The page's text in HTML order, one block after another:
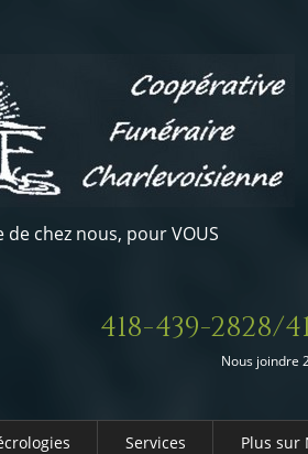
chez nous, pour VOUS
418-439-2828/
Nous joindre
Services Plus sur